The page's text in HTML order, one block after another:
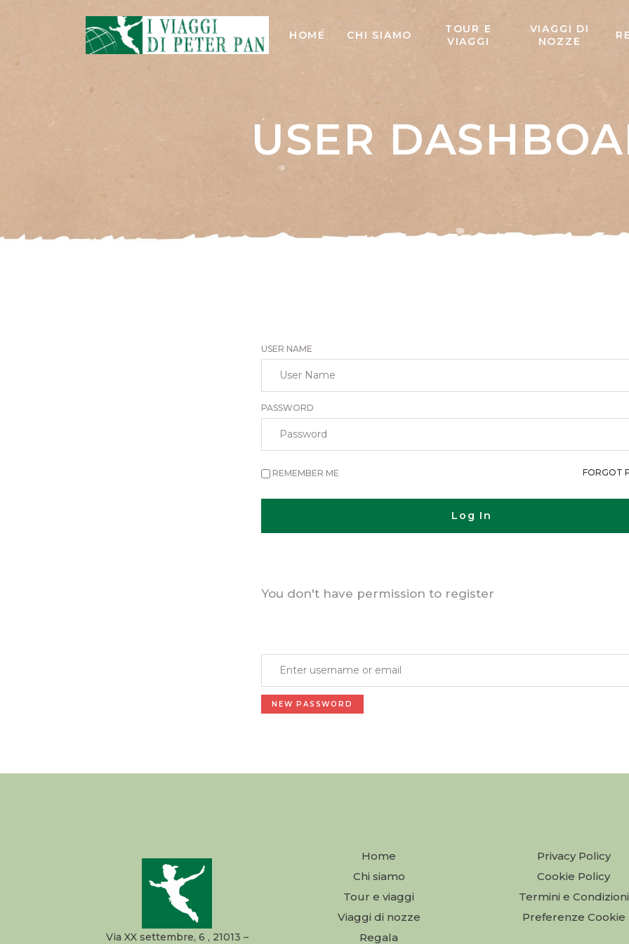
HOME CHI SIAMO
TOUR E
VIAGGI
VIAGGI DI
NOZZE
USER
USER NAME
PASSWORD
REMEMBER ME FORGOT
Log In
You don't have permission to register
NEW PASSWORD
Via XX settembre, 6 , 21013 –
Home
Chi siamo
Tour e viaggi
Viaggi di nozze
Regala
Privacy Policy
Cookie Policy
Termini e Condizioni
Preferenze Cookie